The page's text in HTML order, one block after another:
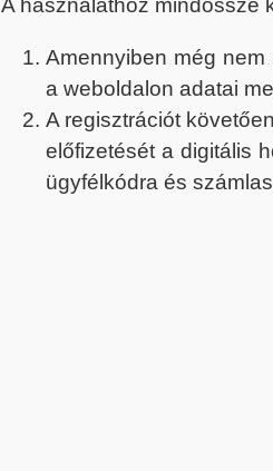
Amennyiben még
a weboldalon adatai
A regisztrációt
előfizetését a digitális
ügyfélkódra és